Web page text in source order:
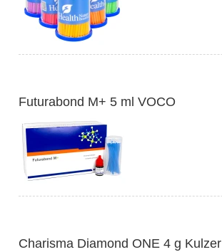
Futurabond M+ 5 ml VOCO
Charisma Diamond ONE 4 g Kulzer